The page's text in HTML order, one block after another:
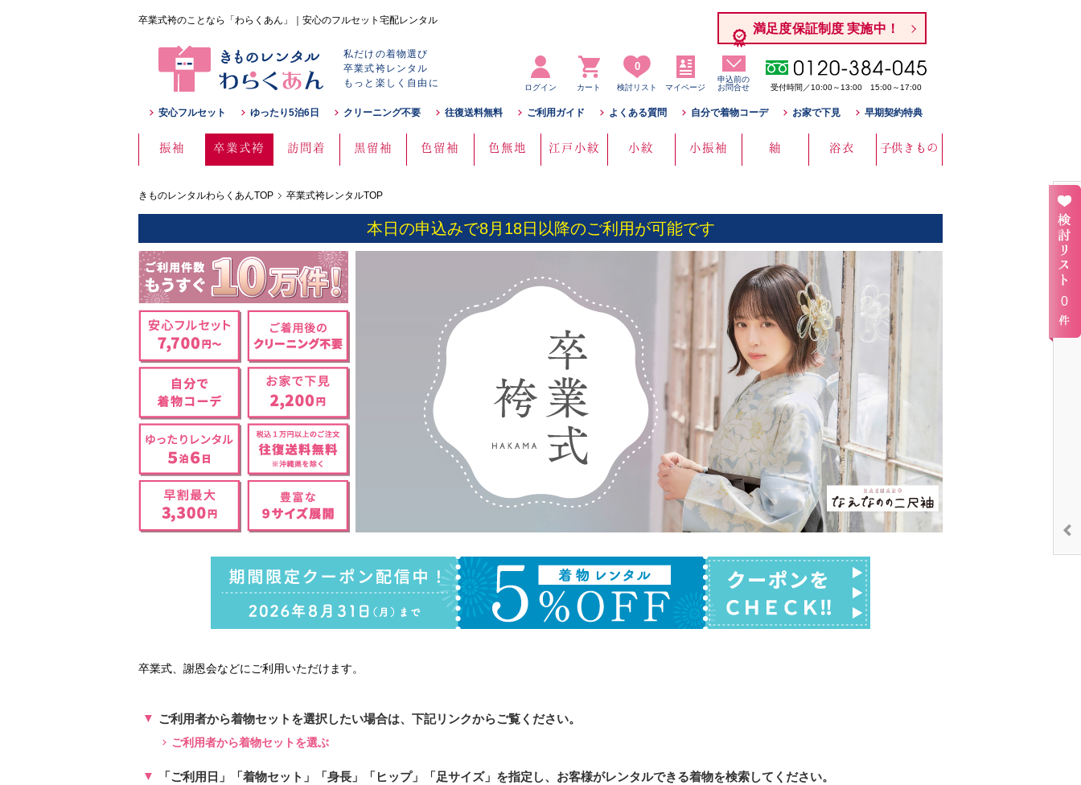
卒業式袴のことなら「わらくあん」｜安心のフルセット宅配レンタル
満足度保証制度 実施中！
私だけの着物選び
卒業式袴レンタル
もっと楽しく自由に
ログイン カート
0
検討リスト マイページ
申込前の
お問合せ
受付時間／10:00～13:00 15:00～17:00
安心フルセット ゆったり5泊6日 クリーニング不要 往復送料無料 ご利用ガイド よくある質問 自分で着物コーデ お家で下見 早期契約特典
振袖 卒業式袴 訪問着 黒留袖 色留袖 色無地 江戸小紋 小紋 小振袖 紬 浴衣 子供きもの
きものレンタルわらくあんTOP 卒業式袴レンタルTOP
本日の申込みで8月18日以降のご利用が可能です
卒業式、謝恩会などにご利用いただけます。
ご利用者から着物セットを選択したい場合は、下記リンクからご覧ください。
ご利用者から着物セットを選ぶ
「ご利用日」「着物セット」「身長」「ヒップ」「足サイズ」を指定し、お客様がレンタルできる着物を検索してください。
0